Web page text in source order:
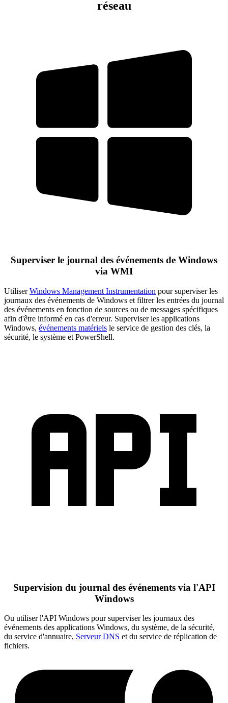
réseau
Superviser le journal des événements de Windows
via WMI
UtiliserWindows Management Instrumentation pour superviser les
journaux des événements de Windows et filtrer les entrées du journal
des événements en fonction de sources ou de messages spécifiques
afin d'être informé en cas d'erreur. Superviser les applications
Windows, événements matériels le service de gestion des clés, la
sécurité, le système et PowerShell.
Supervision du journal des événements via l'API
Windows
Ou utiliser l'API Windows pour superviser les journaux des
événements des applications Windows, du système, de la sécurité,
du service d'annuaire, Serveur DNS et du service de réplication de
fichiers.